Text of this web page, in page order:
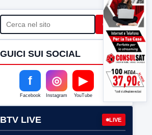
Cerca
SUI SOCIAL
f
Facebook
◎
Instagram
▶
YouTube
LIVE LIVE